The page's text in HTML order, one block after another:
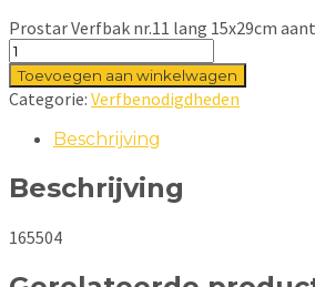
Prostar Verfbak nr.11 lang 15x29cm
Toevoegen aan winkelwagen
Categorie: Verfbenodigdheden
Beschrijving
Beschrijving
165504